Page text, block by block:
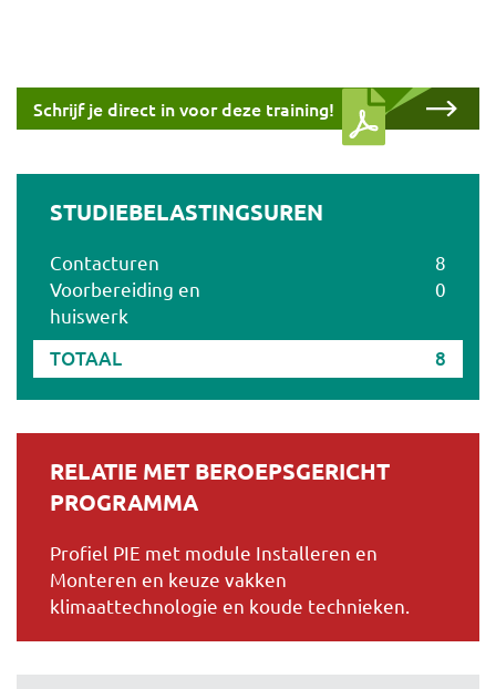
Schrijf je direct in voor deze training! Download cursus
STUDIEBELASTINGSUREN
Contacturen
8
Voorbereiding en
huiswerk
0
TOTAAL 8
RELATIE MET BEROEPSGERICHT
PROGRAMMA
Profiel PIE met module Installeren en
Monteren en keuze vakken
klimaattechnologie en koude technieken.